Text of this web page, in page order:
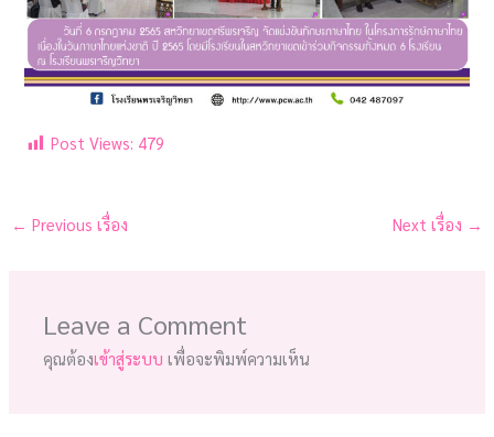
Post Views: 479
← Previous เรื่อง Next เรื่อง →
Leave a Comment
คุณต้องเข้าสู่ระบบ เพื่อจะพิมพ์ความเห็น